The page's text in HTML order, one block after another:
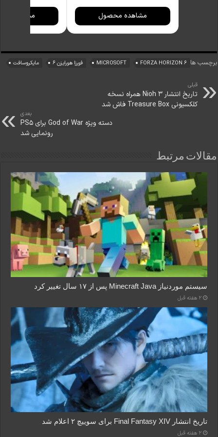
میلی‌آمپرساعت به
همراه سه کابل
USB-A، USB-C و
لایتنینگ
مشاهده محصول
همراه کابل
C به لایتنینگ
مشاهده
برچسب ها FORZA HORIZON 6
MICROSOFT فورزا هورایزن ۶ مایکروسافت
قبلی
تاریخ انتشار Nioh 3 همراه نسخه
کلکسیونی Treasure Box فاش شد
بعدی
دسته ویژه God of War برای PS5
رونمایی شد
مقالات مرتبط
سیستم موردنیاز Minecraft Java پس از ۱۷ سال تغییر کرد
2 هفته قبل
تاریخ انتشار Final Fantasy XIV برای سوییچ ۲ اعلام شد
2 هفته قبل